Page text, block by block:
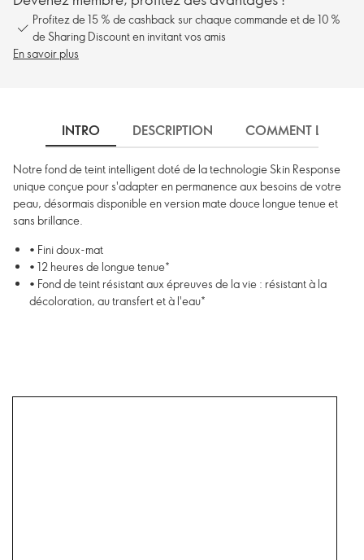
Profitez de 15 % de cashback sur chaque commande et de 10 %
de Sharing Discount en invitant vos amis
En savoir plus
INTRO DESCRIPTION COMMENT
Notre fond de teint intelligent doté de la technologie Skin Response
unique conçue pour s'adapter en permanence aux besoins de votre
peau, désormais disponible en version mate douce longue tenue et
sans brillance.
• Fini doux-mat
• 12 heures de longue tenue*
• Fond de teint résistant aux épreuves de la vie : résistant à la
décoloration, au transfert et à l'eau*